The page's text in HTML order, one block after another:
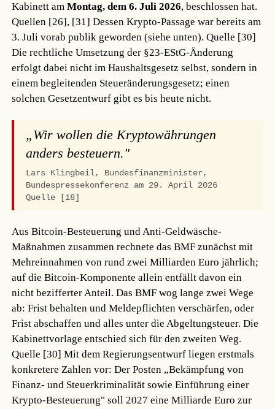
Kabinett amMontag, dem 6. Juli 2026, beschlossen hat.
Quellen [26], [31] Dessen Krypto-Passage war bereits am
3. Juli vorab publik geworden (siehe unten).Quelle [30]
Die rechtliche Umsetzung der §23-EStG-Änderung
erfolgt dabei nicht im Haushaltsgesetz selbst, sondern in
einem begleitenden Steueränderungsgesetz; einen
solchen Gesetzentwurf gibt es bis heute nicht.
„Wir wollen die Kryptowährungen
anders besteuern."
Lars Klingbeil, Bundesfinanzminister,
Bundespressekonferenz am 29. April 2026
Quelle [18]
Aus Bitcoin-Besteuerung und Anti-Geldwäsche-
Maßnahmen zusammen rechnete das BMF zunächst mit
Mehreinnahmen von rund zwei Milliarden Euro jährlich;
auf die Bitcoin-Komponente allein entfällt davon ein
nicht bezifferter Anteil. Das BMF wog lange zwei Wege
ab: Frist behalten und Meldepflichten verschärfen, oder
Frist abschaffen und alles unter die Abgeltungsteuer. Die
Kabinettvorlage entschied sich für den zweiten Weg.
Quelle [30] Mit dem Regierungsentwurf liegen erstmals
konkretere Zahlen vor: Der Posten „Bekämpfung von
Finanz- und Steuerkriminalität sowie Einführung einer
Krypto-Besteuerung" soll 2027 eine Milliarde Euro zur